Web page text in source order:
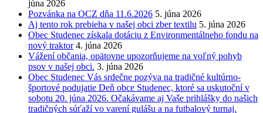
júna 2026
Pozvánka na OCZ dňa 11.6.2026 5. júna 2026
Aj tento rok prebieha v našej obci zber textilu 5. júna 2026
Obec Studenec získala dotáciu z Environmentálneho fondu na
nový traktor 4. júna 2026
Vážení občania, opätovne upozorňujeme na voľný pohyb
psov v našej obci. 3. júna 2026
Obec Studenec Vás srdečne pozýva na tradičné kultúrno-
športové podujatie Deň obce Studenec, ktoré sa uskutoční v
sobotu 20. júna 2026. Očakávame aj Vaše prihlášky do našich
tradičných súťaží vo varení gulášu a na futbalový turnaj.